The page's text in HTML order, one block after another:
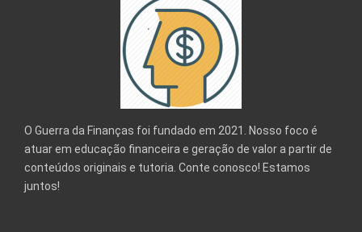
O Guerra da Finanças foi fundado em 2021. Nosso foco é
atuar em educação financeira e geração de valor a partir de
conteúdos originais e tutoria. Conte conosco! Estamos
juntos!